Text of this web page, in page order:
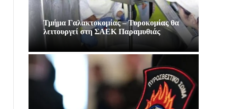
Τμήμα Γαλακτοκομίας – Τυροκομίας θα
λειτουργεί στη ΣΑΕΚ Παραμυθιάς